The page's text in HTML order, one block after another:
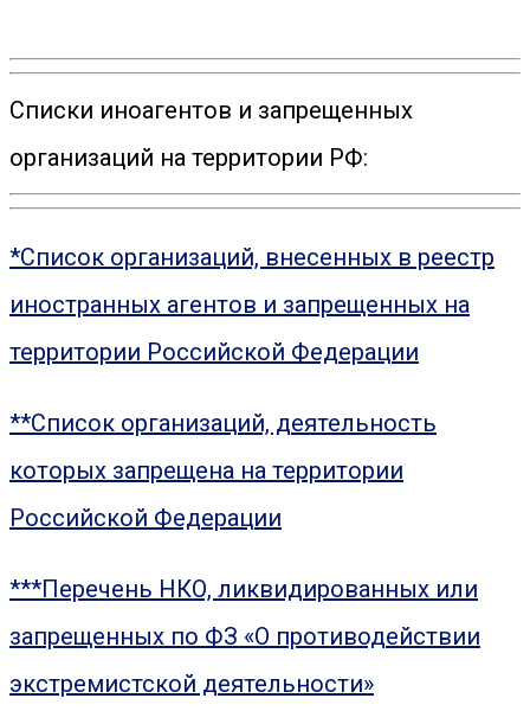
Списки иноагентов и запрещенных
организаций на территории РФ:
*Список организаций, внесенных в реестр
иностранных агентов и запрещенных на
территории Российской Федерации
**Список организаций, деятельность
которых запрещена на территории
Российской Федерации
***Перечень НКО, ликвидированных или
запрещенных по ФЗ «О противодействии
экстремистской деятельности»